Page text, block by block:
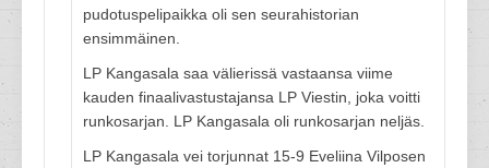
pudotuspelipaikka oli sen seurahistorian
ensimmäinen.
LP Kangasala saa välierissä vastaansa viime
kauden finaalivastustajansa LP Viestin, joka voitti
runkosarjan. LP Kangasala oli runkosarjan neljäs.
LP Kangasala vei torjunnat 15-9 Eveliina Vilposen